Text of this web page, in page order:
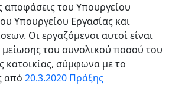
αποφάσεις του Υπουργείου
Υπουργείου Εργασίας και
Οι εργαζόμενοι αυτοί είναι
μείωσης του συνολικού ποσού του
κατοικίας, σύμφωνα με το
από 20.3.2020 Πράξης